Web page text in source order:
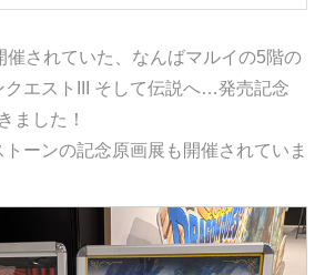
催されていた、なんばマルイの5階の
クエストIII そして伝説へ…発売記念
ました！
ーンの記念原画展も開催されていま